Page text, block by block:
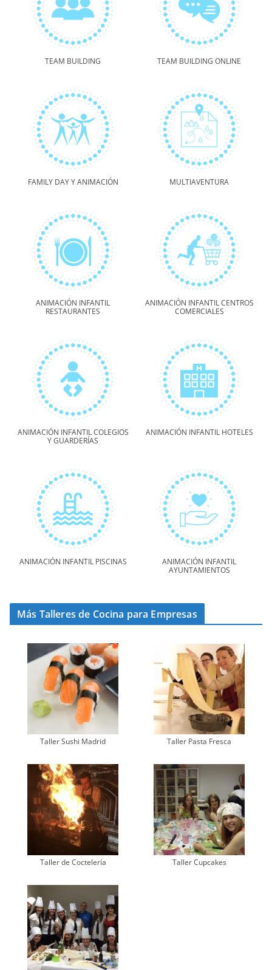
TEAM BUILDING TEAM BUILDING ONLINE
FAMILY DAY Y ANIMACIÓN MULTIAVENTURA
ANIMACIÓN INFANTIL
RESTAURANTES
ANIMACIÓN INFANTIL CENTROS
COMERCIALES
ANIMACIÓN INFANTIL COLEGIOS
Y GUARDERÍAS
ANIMACIÓN INFANTIL HOTELES
ANIMACIÓN INFANTIL PISCINAS
ANIMACIÓN INFANTIL
AYUNTAMIENTOS
Más Talleres de Cocina para Empresas
Taller Sushi Madrid Taller Pasta Fresca
Taller de Coctelería Taller Cupcakes